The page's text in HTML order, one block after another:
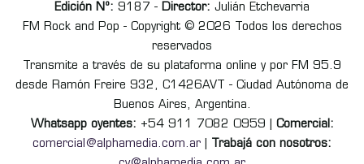
Edición Nº: 9187 - Director: Julián Etchevarria
FM Rock and Pop - Copyright © 2026 Todos los derechos
reservados
Transmite a través de su plataforma online y por FM 95.9
desde Ramón Freire 932, C1426AVT - Ciudad Autónoma de
Buenos Aires, Argentina.
Whatsapp oyentes: +54 911 7082 0959 | Comercial:
comercial@alphamedia.com.ar
Trabajá con nosotros: